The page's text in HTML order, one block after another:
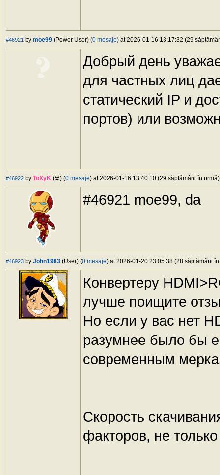
#46921 by moe99 (Power User) (0 mesaje) at 2026-01-16 13:17:32 (29
Добрый день
для частных лиц
статический IP и
портов) или
#46922 by ToXyK (☢) (0 mesaje) at 2026-01-16 13:40:10 (29 săptămâni în urmă)
#46921 moe99, da
#46923 by John1983 (User) (0 mesaje) at 2026-01-20 23:05:38 (28 săptămâni în
Конвертеру
лучше поищите
Но если у вас нет
разумнее было бы
современным
Скорость
факторов, не